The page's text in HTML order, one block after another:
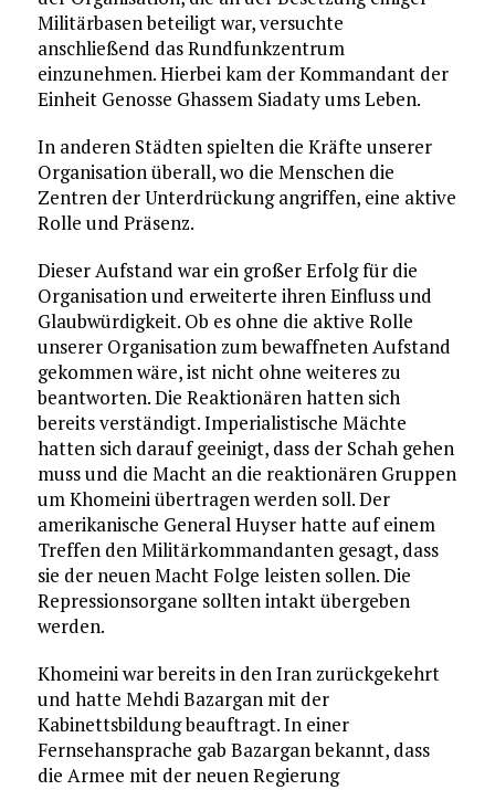
Militärbasen beteiligt war, versuchte
anschließend das Rundfunkzentrum
einzunehmen. Hierbei kam der Kommandant der
Einheit Genosse Ghassem Siadaty ums Leben.
In anderen Städten spielten die Kräfte unserer
Organisation überall, wo die Menschen die
Zentren der Unterdrückung angriffen, eine aktive
Rolle und Präsenz.
Dieser Aufstand war ein großer Erfolg für die
Organisation und erweiterte ihren Einfluss und
Glaubwürdigkeit. Ob es ohne die aktive Rolle
unserer Organisation zum bewaffneten Aufstand
gekommen wäre, ist nicht ohne weiteres zu
beantworten. Die Reaktionären hatten sich
bereits verständigt. Imperialistische Mächte
hatten sich darauf geeinigt, dass der Schah gehen
muss und die Macht an die reaktionären Gruppen
um Khomeini übertragen werden soll. Der
amerikanische General Huyser hatte auf einem
Treffen den Militärkommandanten gesagt, dass
sie der neuen Macht Folge leisten sollen. Die
Repressionsorgane sollten intakt übergeben
werden.
Khomeini war bereits in den Iran zurückgekehrt
und hatte Mehdi Bazargan mit der
Kabinettsbildung beauftragt. In einer
Fernsehansprache gab Bazargan bekannt, dass
die Armee mit der neuen Regierung